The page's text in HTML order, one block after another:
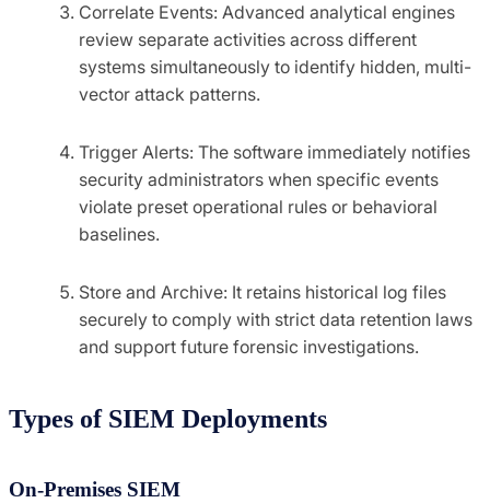
Correlate Events: Advanced analytical engines
review separate activities across different
systems simultaneously to identify hidden, multi-
vector attack patterns.
Trigger Alerts: The software immediately notifies
security administrators when specific events
violate preset operational rules or behavioral
baselines.
Store and Archive: It retains historical log files
securely to comply with strict data retention laws
and support future forensic investigations.
Types of SIEM Deployments
On-Premises SIEM